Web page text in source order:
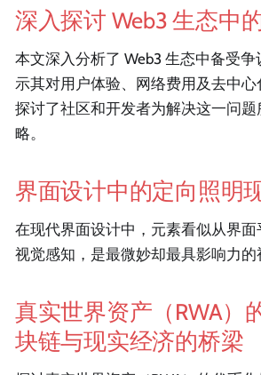
深入探讨 Web3 生态中
本文深入分析了 Web3 生态中备受争
示其对用户体验、网络费用及去中
探讨了社区和开发者为解决这一问
略。
界面设计中的定向照明
在现代界面设计中，元素看似从界
视觉感知，是最微妙却最具影响力的
真实世界资产（RWA）
块链与现实经济的桥梁